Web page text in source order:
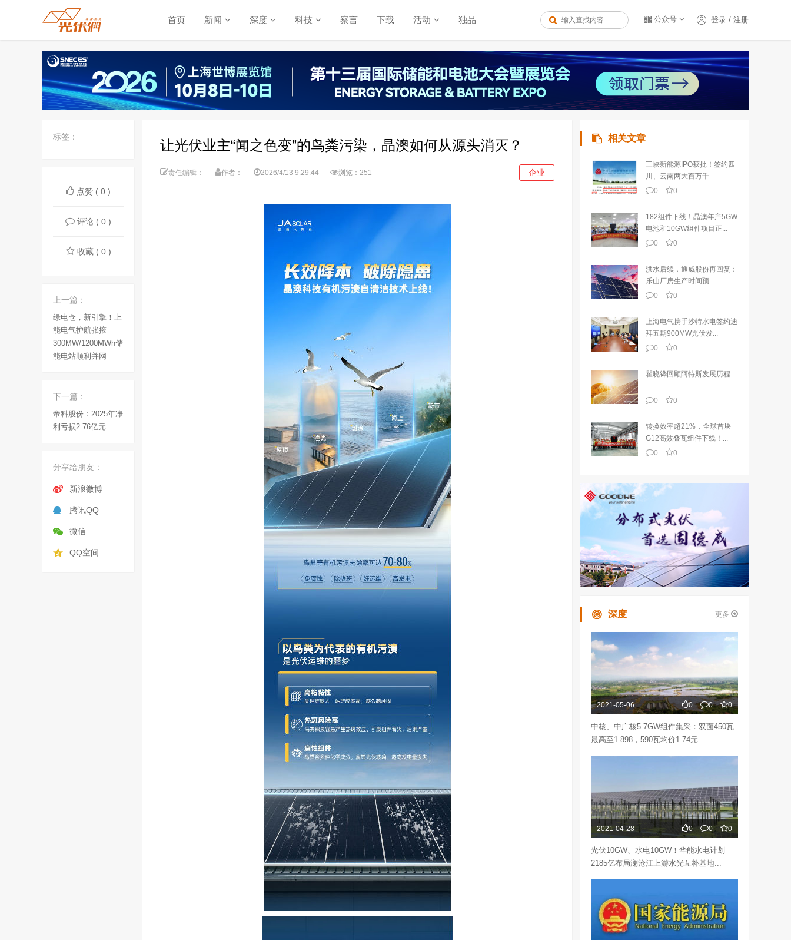
首页 新闻 深度 科技 察言 下载 活动 独品 登录 / 注册
公众号
标签：
点赞 ( 0 )
评论 ( 0 )
收藏 ( 0 )
上一篇：
绿电仓，新引擎！上
能电气护航张掖
300MW/1200MWh储
能电站顺利并网
下一篇：
帝科股份：2025年净
利亏损2.76亿元
分享给朋友：
新浪微博
腾讯QQ
微信
QQ空间
让光伏业主“闻之色变”的鸟粪污染，晶澳如何从源头消灭？
责任编辑： 作者： 2026/4/13 9:29:44 浏览：251 企业
相关文章
三峡新能源IPO获批！签约四
川、云南两大百万千...
0
0
182组件下线！晶澳年产5GW
电池和10GW组件项目正...
0
0
洪水后续，通威股份再回复：
乐山厂房生产时间预...
0
0
上海电气携手沙特水电签约迪
拜五期900MW光伏发...
0
0
瞿晓铧回顾阿特斯发展历程
0 0
转换效率超21%，全球首块
G12高效叠瓦组件下线！...
0
0
深度 更多
2021-05-06 0 0 0
中核、中广核5.7GW组件集采：双面450瓦
最高至1.898，590瓦均价1.74元...
2021-04-28 0 0 0
光伏10GW、水电10GW！华能水电计划
2185亿布局澜沧江上游水光互补基地...